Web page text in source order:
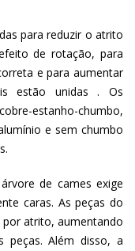
para reduzir o atrito
de rotação, para
e para aumentar
estão unidas . Os
estanho-chumbo,
e sem chumbo
de cames exige
caras. As peças do
atrito, aumentando
peças. Além disso, a